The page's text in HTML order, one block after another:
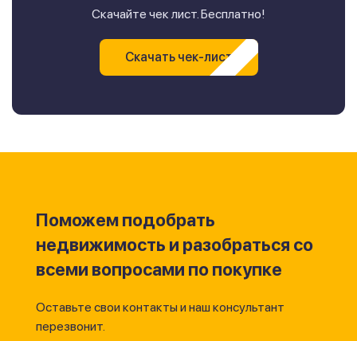
Скачайте чек лист. Бесплатно!
Скачать чек-лист
Поможем подобрать
недвижимость и разобраться со
всеми вопросами по покупке
Оставьте свои контакты и наш консультант
перезвонит.